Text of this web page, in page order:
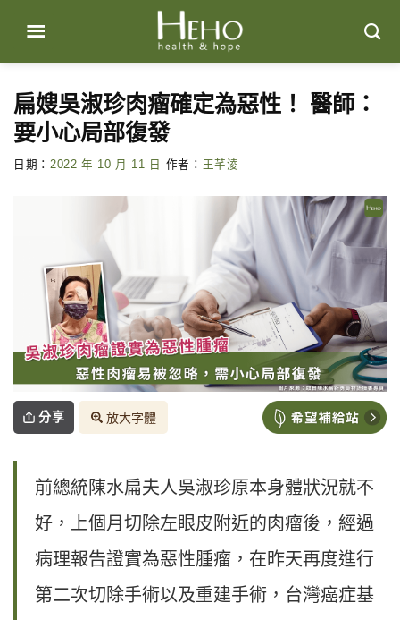
content
扁嫂吳淑珍肉瘤確定為惡性！ 醫師：
要小心局部復發
日期： 2022 年 10 月 11 日 作者： 王芊淩
分享 放大字體
前總統陳水扁夫人吳淑珍原本身體狀況就不
好，上個月切除左眼皮附近的肉瘤後，經過
病理報告證實為惡性腫瘤，在昨天再度進行
第二次切除手術以及重建手術，台灣癌症基